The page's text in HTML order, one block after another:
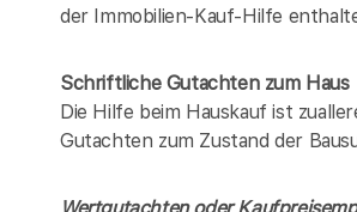
der Immobilien-Kauf-Hilfe
Schriftliche Gutachten zum Haus
Die Hilfe beim Hauskauf ist
Gutachten zum Zustand der